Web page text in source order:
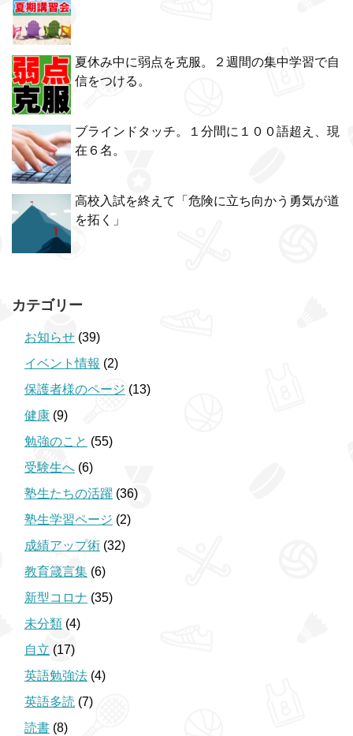
夏休み中に弱点を克服。２週間の集中学習で自
信をつける。
ブラインドタッチ。１分間に１００語超え、現
在６名。
高校入試を終えて「危険に立ち向かう勇気が道
を拓く」
カテゴリー
お知らせ (39)
イベント情報 (2)
保護者様のページ (13)
健康 (9)
勉強のこと (55)
受験生へ (6)
塾生たちの活躍 (36)
塾生学習ページ (2)
成績アップ術 (32)
教育箴言集 (6)
新型コロナ (35)
未分類 (4)
自立 (17)
英語勉強法 (4)
英語多読 (7)
読書 (8)